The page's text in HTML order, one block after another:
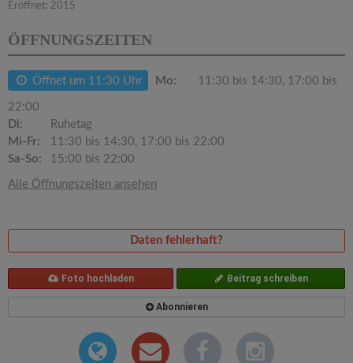
Eröffnet: 2015
ÖFFNUNGSZEITEN
Öffnet um 11:30 Uhr Mo: 11:30 bis 14:30, 17:00 bis
22:00
Di:
Ruhetag
Mi-Fr:
11:30 bis 14:30, 17:00 bis 22:00
Sa-So:
15:00 bis 22:00
Alle Öffnungszeiten ansehen
Daten fehlerhaft?
Foto hochladen Beitrag schreiben
Abonnieren
t
i
o
n